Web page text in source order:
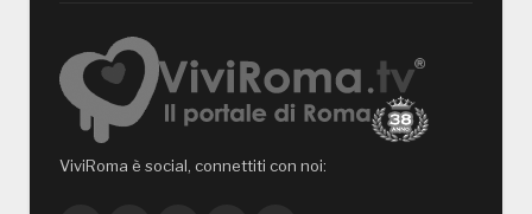
ViviRoma è social, connettiti con noi: